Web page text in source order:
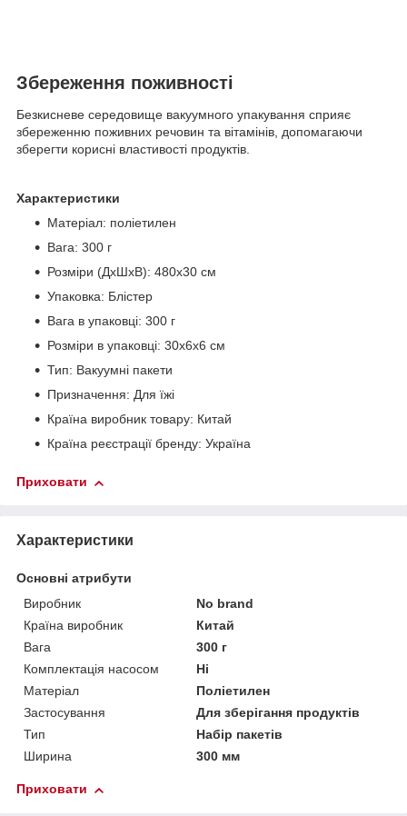
Збереження поживності
Безкисневе середовище вакуумного упакування сприяє
збереженню поживних речовин та вітамінів, допомагаючи
зберегти корисні властивості продуктів.
Характеристики
Матеріал: поліетилен
Вага: 300 г
Розміри (ДхШхВ): 480х30 см
Упаковка: Блістер
Вага в упаковці: 300 г
Розміри в упаковці: 30х6х6 см
Тип: Вакуумні пакети
Призначення: Для їжі
Країна виробник товару: Китай
Країна реєстрації бренду: Україна
Приховати
Характеристики
Основні атрибути
Виробник
No brand
Країна виробник
Китай
Вага
300 г
Комплектація насосом
Ні
Матеріал
Поліетилен
Застосування
Для зберігання продуктів
Тип
Набір пакетів
Ширина
300 мм
Приховати